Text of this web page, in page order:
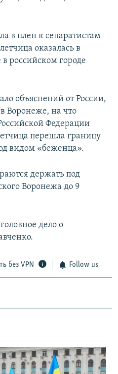
в плен к сепаратистам
оказалась в
российском городе
объяснений от России,
Воронеже, на что
Федерации
перешла границу
видом «беженца».
держать под
Воронежа до 9
дело о
без VPN Follow us